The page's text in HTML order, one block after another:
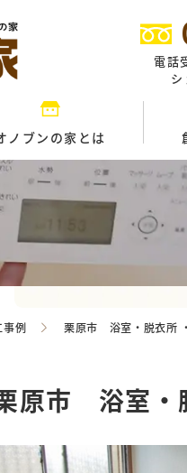
電話
ノブンの家とは
事例 栗原市 浴室・脱衣所
原市 浴室・